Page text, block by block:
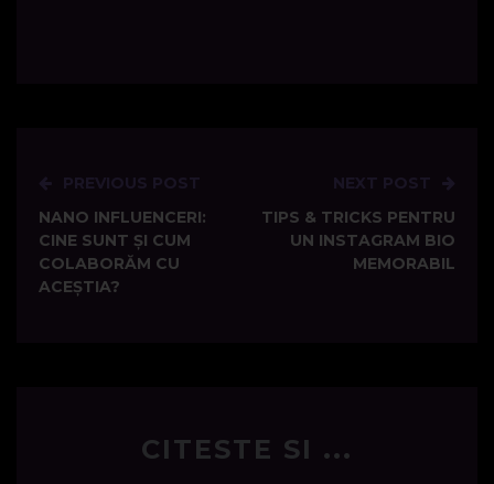
Post
navigation
PREVIOUS POST
NANO INFLUENCERI:
CINE SUNT ȘI CUM
COLABORĂM CU
ACEȘTIA?
NEXT POST
TIPS & TRICKS PENTRU
UN INSTAGRAM BIO
MEMORABIL
CITESTE SI ...